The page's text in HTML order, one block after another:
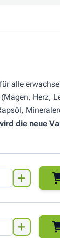
alle
Herz,
die neue